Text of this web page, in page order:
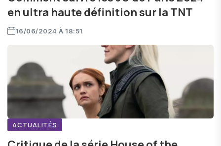
en ultra haute définition sur la TNT
16/06/2024 À 18:51
ACTUALITÉS